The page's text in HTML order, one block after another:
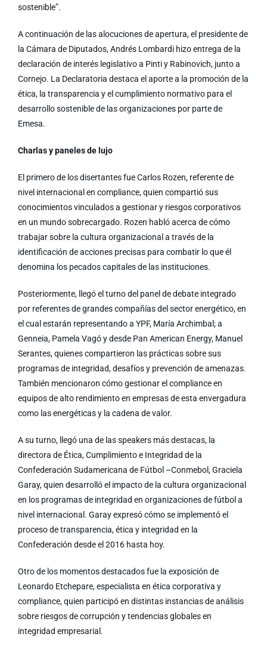
sostenible”.
A continuación de las alocuciones de apertura, el presidente de
la Cámara de Diputados, Andrés Lombardi hizo entrega de la
declaración de interés legislativo a Pinti y Rabinovich, junto a
Cornejo. La Declaratoria destaca el aporte a la promoción de la
ética, la transparencia y el cumplimiento normativo para el
desarrollo sostenible de las organizaciones por parte de
Emesa.
Charlas y paneles de lujo
El primero de los disertantes fue Carlos Rozen, referente de
nivel internacional en compliance, quien compartió sus
conocimientos vinculados a gestionar y riesgos corporativos
en un mundo sobrecargado. Rozen habló acerca de cómo
trabajar sobre la cultura organizacional a través de la
identificación de acciones precisas para combatir lo que él
denomina los pecados capitales de las instituciones.
Posteriormente, llegó el turno del panel de debate integrado
por referentes de grandes compañías del sector energético, en
el cual estarán representando a YPF, María Archimbal; a
Genneia, Pamela Vagó y desde Pan American Energy, Manuel
Serantes, quienes compartieron las prácticas sobre sus
programas de integridad, desafíos y prevención de amenazas.
También mencionaron cómo gestionar el compliance en
equipos de alto rendimiento en empresas de esta envergadura
como las energéticas y la cadena de valor.
A su turno, llegó una de las speakers más destacas, la
directora de Ética, Cumplimiento e Integridad de la
Confederación Sudamericana de Fútbol –Conmebol, Graciela
Garay, quien desarrolló el impacto de la cultura organizacional
en los programas de integridad en organizaciones de fútbol a
nivel internacional. Garay expresó cómo se implementó el
proceso de transparencia, ética y integridad en la
Confederación desde el 2016 hasta hoy.
Otro de los momentos destacados fue la exposición de
Leonardo Etchepare, especialista en ética corporativa y
compliance, quien participó en distintas instancias de análisis
sobre riesgos de corrupción y tendencias globales en
integridad empresarial.